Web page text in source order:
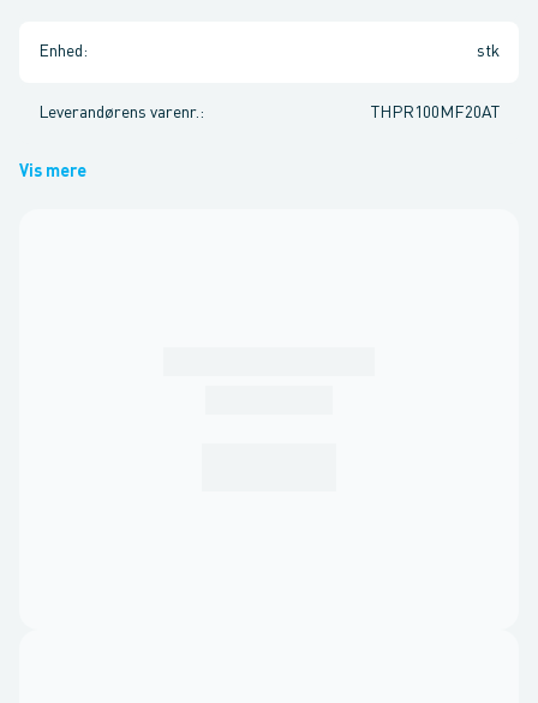
Enhed : stk
Leverandørens varenr. : THPR100MF20AT
Vis mere